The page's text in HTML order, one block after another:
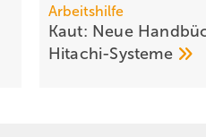
Arbeitshilfe
Kaut: Neue
Hitachi-Systeme